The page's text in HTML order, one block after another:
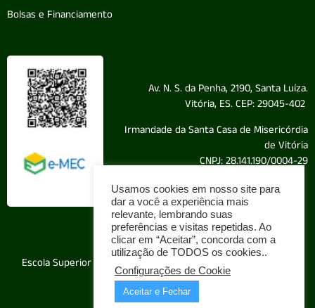
Bolsas e Financiamento
Av. N. S. da Penha, 2190, Santa Luíza.
Vitória, ES. CEP: 29045-402
Irmandade da Santa Casa de Misericórdia
de Vitória
CNPJ: 28.141.190/0004-29
Política de Privacidade
© 2025 EMESCAM
Escola Superior de Ciências da Santa Casa de Misericórdia de
Vitória
Usamos cookies em nosso site para
dar a você a experiência mais
relevante, lembrando suas
preferências e visitas repetidas. Ao
clicar em “Aceitar”, concorda com a
utilização de TODOS os cookies..
Configurações de Cookie
Aceitar e Fechar